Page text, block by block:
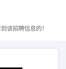
该招聘信息的！